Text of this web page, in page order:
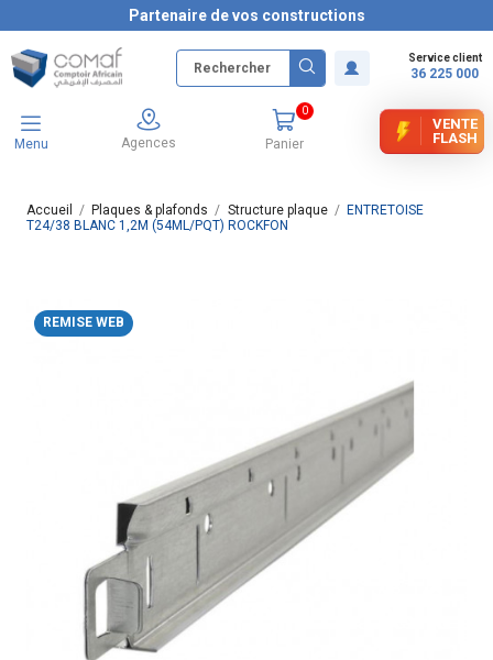
Partenaire de vos constructions
Service client
36 225 000
Menu Agences Panier
0
VENTE
FLASH
Accueil Plaques & plafonds Structure plaque
ENTRETOISE
T24/38 BLANC 1,2M (54ML/PQT) ROCKFON
REMISE WEB